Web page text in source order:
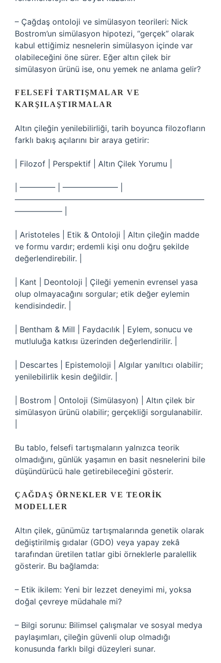
– Çağdaş ontoloji ve simülasyon teorileri: Nick
Bostrom’un simülasyon hipotezi, “gerçek” olarak
kabul ettiğimiz nesnelerin simülasyon içinde var
olabileceğini öne sürer. Eğer altın çilek bir
simülasyon ürünü ise, onu yemek ne anlama gelir?
FELSEFI TARTIŞMALAR VE
KARŞILAŞTIRMALAR
Altın çileğin yenilebilirliği, tarih boyunca filozofların
farklı bakış açılarını bir araya getirir:
| Filozof | Perspektif | Altın Çilek Yorumu |
| ————– | ——————— |
————————————————————————
—————— |
| Aristoteles | Etik & Ontoloji | Altın çileğin madde
ve formu vardır; erdemli kişi onu doğru şekilde
değerlendirebilir. |
| Kant | Deontoloji | Çileği yemenin evrensel yasa
olup olmayacağını sorgular; etik değer eylemin
kendisindedir. |
| Bentham & Mill | Faydacılık | Eylem, sonucu ve
mutluluğa katkısı üzerinden değerlendirilir. |
| Descartes | Epistemoloji | Algılar yanıltıcı olabilir;
yenilebilirlik kesin değildir. |
| Bostrom | Ontoloji (Simülasyon) | Altın çilek bir
simülasyon ürünü olabilir; gerçekliği sorgulanabilir.
Bu tablo, felsefi tartışmaların yalnızca teorik
olmadığını, günlük yaşamın en basit nesnelerini bile
düşündürücü hale getirebileceğini gösterir.
ÇAĞDAŞ ÖRNEKLER VE TEORIK
MODELLER
Altın çilek, günümüz tartışmalarında genetik olarak
değiştirilmiş gıdalar (GDO) veya yapay zekâ
tarafından üretilen tatlar gibi örneklerle paralellik
gösterir. Bu bağlamda:
– Etik ikilem: Yeni bir lezzet deneyimi mi, yoksa
doğal çevreye müdahale mi?
– Bilgi sorunu: Bilimsel çalışmalar ve sosyal medya
paylaşımları, çileğin güvenli olup olmadığı
konusunda farklı bilgi düzeyleri sunar.